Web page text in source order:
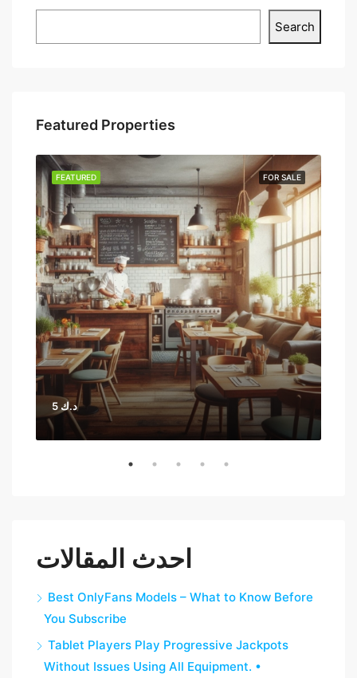
Search
Featured Properties
FOR SALE
FEATURED
5 د.ك
احدث المقالات
Best OnlyFans Models – What to Know Before
You Subscribe
Tablet Players Play Progressive Jackpots
Without Issues Using All Equipment. •